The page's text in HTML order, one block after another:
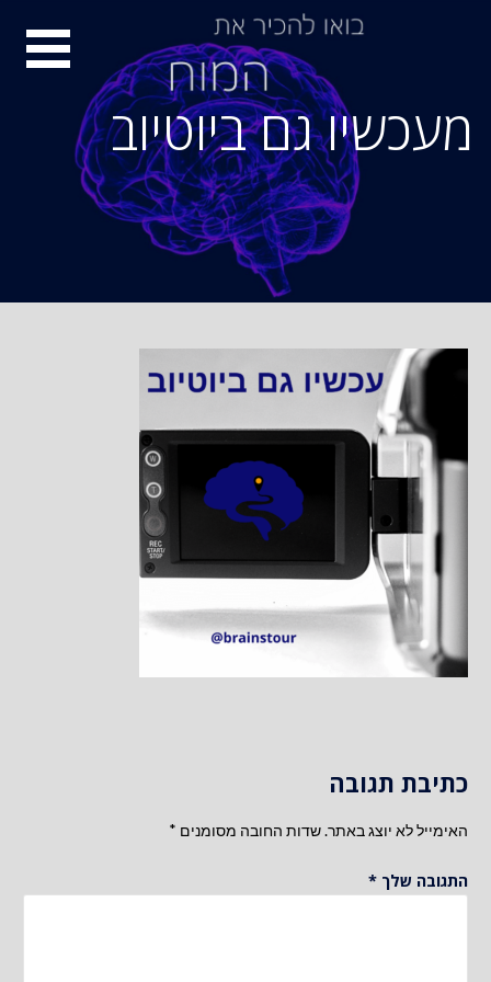
מעכשיו גם ביוטיוב
כתיבת תגובה
האימייל לא יוצג באתר.שדות החובה מסומנים *
התגובה שלך *